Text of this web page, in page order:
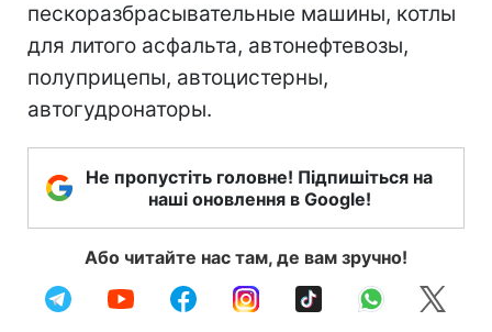
пескоразбрасывательные машины, котлы
для литого асфальта, автонефтевозы,
полуприцепы, автоцистерны,
автогудронаторы.
Не пропустіть головне! Підпишіться на
наші оновлення в Google!
Або читайте нас там, де вам зручно!